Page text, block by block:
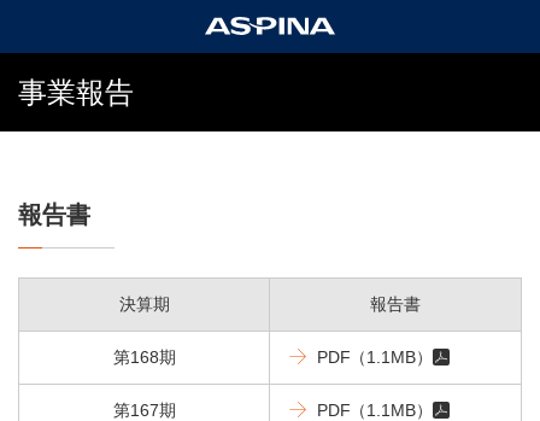
事業報告
報告書
決算期 報告書
第168期 PDF （1.1MB）
第167期 PDF （1.1MB）